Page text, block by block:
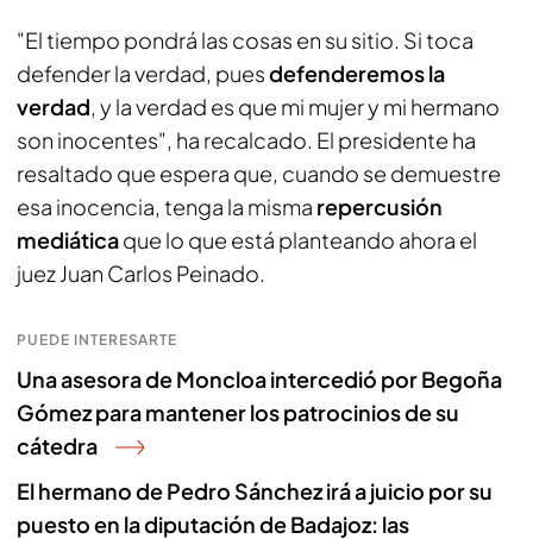
"El tiempo pondrá las cosas en su sitio. Si toca
defender la verdad, puesdefenderemos la
verdad, y la verdad es que mi mujer y mi hermano
son inocentes", ha recalcado. El presidente ha
resaltado que espera que, cuando se demuestre
esa inocencia, tenga la misma repercusión
mediáticaque lo que está planteando ahora el
juez Juan Carlos Peinado.
PUEDE INTERESARTE
Una asesora de Moncloa intercedió por Begoña
Gómez para mantener los patrocinios de su
cátedra
El hermano de Pedro Sánchez irá a juicio por su
puesto en la diputación de Badajoz: las